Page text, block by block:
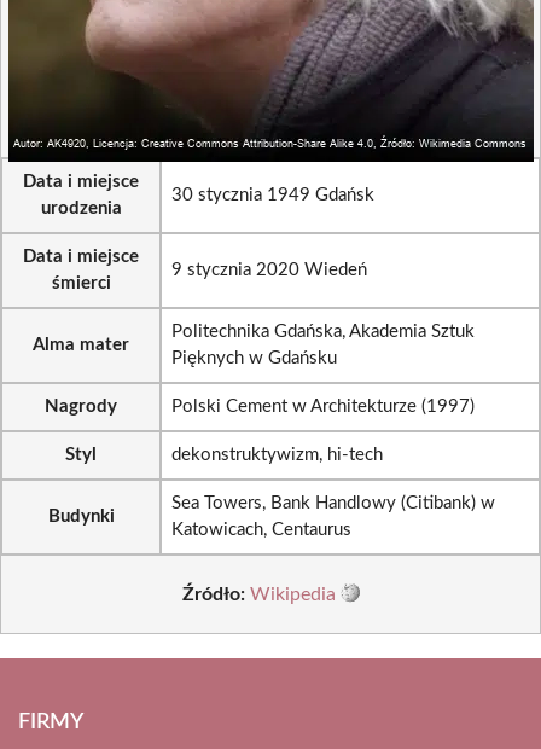
Data i miejsce
urodzenia
30 stycznia 1949 Gdańsk
Data i miejsce
śmierci
9 stycznia 2020 Wiedeń
Alma mater
Politechnika Gdańska, Akademia Sztuk
Pięknych w Gdańsku
Nagrody Polski Cement w Architekturze (1997)
Styl dekonstruktywizm, hi-tech
Budynki
Sea Towers, Bank Handlowy (Citibank) w
Katowicach, Centaurus
Źródło: Wikipedia
FIRMY